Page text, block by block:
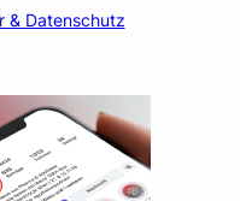
& Datenschutz